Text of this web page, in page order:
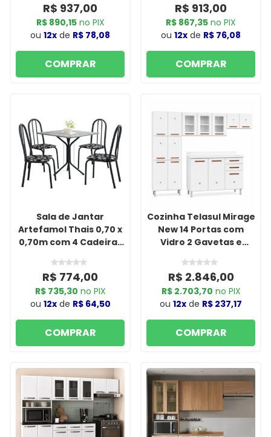
R$ 937,00
R$ 890,15no PIX
ou 12x de R$ 78,08
COMPRAR
R$ 913,00
R$ 867,35 no PIX
ou 12x de R$ 76,08
COMPRAR
Sala de Jantar
Artefamol Thais 0,70 x
0,70m com 4 Cadeiras
R$ 774,00
R$ 735,30 no PIX
ou 12xde R$ 64,50
COMPRAR
Cozinha Telasul Mirage
New 14 Portas com
Vidro 2 Gavetas e
R$ 2.846,00
R$ 2.703,70 no PIX
ou 12x de R$ 237,17
COMPRAR